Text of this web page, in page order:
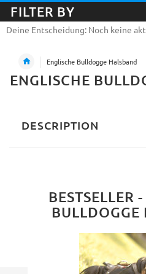
FILTER BY
Deine Entscheidung: Noch keine
Englische Bulldogge Halsband
ENGLISCHE
DESCRIPTION
BESTSELLER